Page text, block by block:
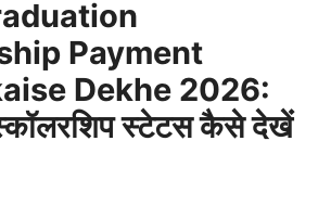
Payment
Dekhe 2026:
स्टेटस कैसे देखें